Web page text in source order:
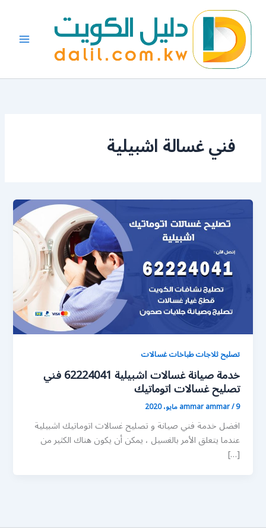
المحتوى
فني غسالة اشبيلية
تصليح ثلاجات طباخات غسالات
خدمة صيانة غسالات اشبيلية 62224041 فني
تصليح غسالات اتوماتيك
ammar ammar/9 مايو، 2020
افضل خدمة فني صيانة و تصليح غسالات اتوماتيك اشبيلية
عندما يتعلق الأمر بالغسيل ، يمكن أن يكون هناك الكثير من
[…]